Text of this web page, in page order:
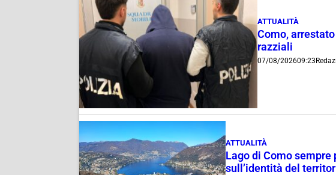
ATTUALITÀ
Como,
razziali
07/08/202609:23
ATTUALITÀ
Lago di Como
sull’identità del